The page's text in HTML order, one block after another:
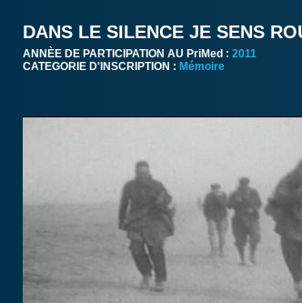
DANS LE SILENCE JE SENS
ANNÈE DE PARTICIPATION AU PriMed : 2011
CATEGORIE D'INSCRIPTION : Mémoire